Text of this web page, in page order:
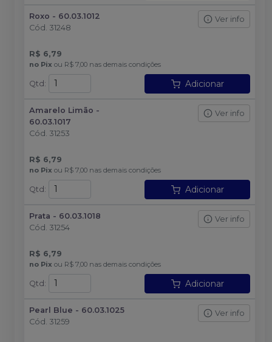
Roxo - 60.03.1012
Cód. 31248
Ver info
R$ 6,79
no Pix ou R$ 7,00 nas demais condições
Qtd : Adicionar
Amarelo Limão -
60.03.1017
Cód. 31253
Ver info
R$ 6,79
no Pix ou R$ 7,00 nas demais condições
Qtd : Adicionar
Prata - 60.03.1018
Cód. 31254
Ver info
R$ 6,79
no Pix ou R$ 7,00 nas demais condições
Qtd : Adicionar
Pearl Blue - 60.03.1025
Cód. 31259
Ver info